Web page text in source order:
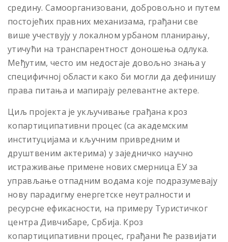
средину. Самоорганизовани, добровољно и путем
постојећих правних механизама, грађани све
више учествују у локалном урбаном планирању,
утичући на транспарентност доношења одлука.
Међутим, често им недостаје довољно знања у
специфичној области како би могли да дефинишу
права питања и мапирају релевантне актере.
Циљ пројекта је укључивање грађана кроз
копартиципативни процес (са академским
институцијама и кључним привредним и
друштвеним актерима) у заједничко научно
истраживање примене нових смерница ЕУ за
управљање отпадним водама које подразумевају
нову парадигму енергетске неутралности и
ресурсне ефикасности, на примеру Туристичког
центра Дивчибаре, Србија. Кроз
копартиципативни процес, грађани ће развијати